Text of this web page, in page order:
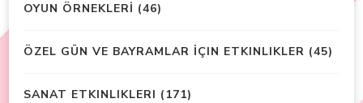
OYUN ÖRNEKLERİ (46)
ÖZEL GÜN VE BAYRAMLAR İÇIN ETKINLIKLER (45)
SANAT ETKINLIKLERI (171)